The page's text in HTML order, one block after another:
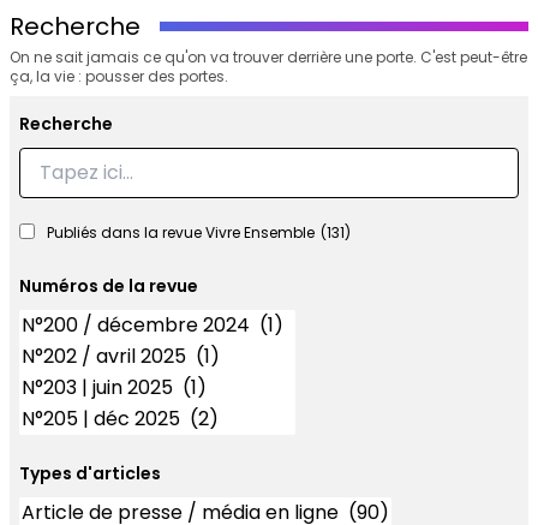
Recherche
On ne sait jamais ce qu'on va trouver derrière une porte. C'est peut-être
ça, la vie : pousser des portes.
Recherche
Recherche
Publiés dans la revue Vivre Ensemble (131)
Numéros de la revue
Numéros
Types d'articles
Types d'articles